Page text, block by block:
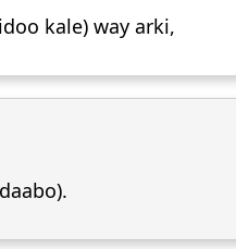
kale) way arki,